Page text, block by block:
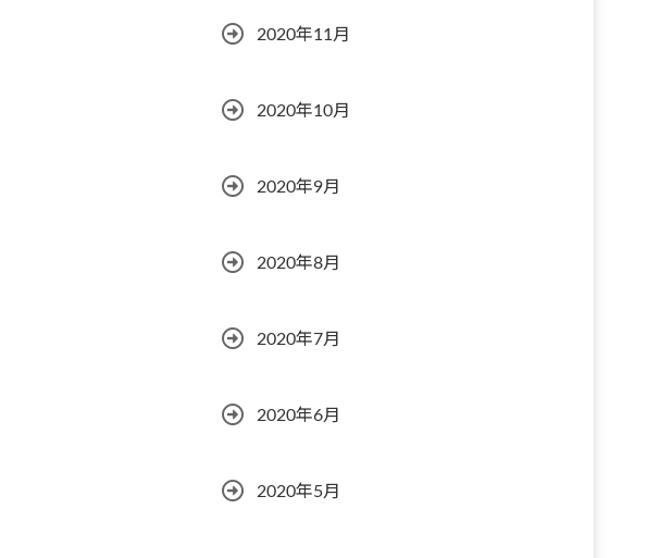
2020年11月
2020年10月
2020年9月
2020年8月
2020年7月
2020年6月
2020年5月